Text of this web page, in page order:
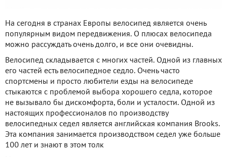
На сегодня в странах Европы велосипед является очень
популярным видом передвижения. О плюсах велосипеда
можно рассуждать очень долго, и все они очевидны.
Велосипед складывается с многих частей. Одной из главных
его частей есть велосипедное седло. Очень часто
спортсмены и просто любители езды на велосипеде
стыкаются с проблемой выбора хорошего седла, которое
не вызывало бы дискомфорта, боли и усталости. Одной из
настоящих профессионалов по производству
велосипедных седел является английская компания Brooks.
Эта компания занимается производством седел уже больше
100 лет и знают в этом толк